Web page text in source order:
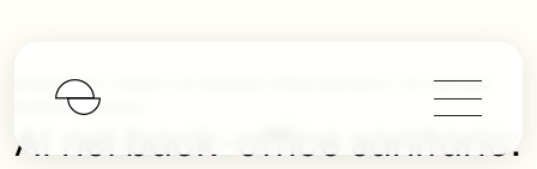
SHM Studio
AI Nel Back-Office Sanitario: I VC Puntano
Sull’automazione
AI nel back-office sanitario: